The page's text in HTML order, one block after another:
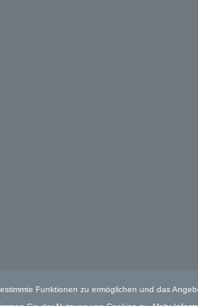
Funktionen zu ermöglichen und das